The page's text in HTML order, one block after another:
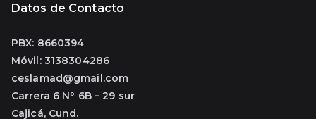
Datos de Contacto
PBX: 8660394
Móvil: 3138304286
ceslamad@gmail.com
Carrera 6 Nº 6B – 29 sur
Cajicá, Cund.